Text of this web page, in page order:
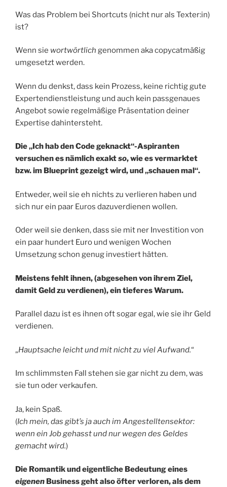
Was das Problem bei Shortcuts (nicht nur als Texter:in)
ist?
Wenn sie wortwörtlich genommen aka copycatmäßig
umgesetzt werden.
Wenn du denkst, dass kein Prozess, keine richtig gute
Expertendienstleistung und auch kein passgenaues
Angebot sowie regelmäßige Präsentation deiner
Expertise dahintersteht.
Die „Ich hab den Code geknackt“-Aspiranten
versuchen es nämlich exaktso, wie es vermarktet
bzw. im Blueprint gezeigt wird, und „schauen mal“.
Entweder, weil sie eh nichts zu verlieren haben und
sich nur ein paar Euros dazuverdienen wollen.
Oder weil sie denken, dass sie mit ner Investition von
ein paar hundert Euro und wenigen Wochen
Umsetzung schon genug investiert hätten.
Meistens fehlt ihnen, (abgesehen von ihrem Ziel,
damit Geld zu verdienen), ein tieferes Warum.
Parallel dazu ist es ihnen oft sogar egal, wie sie ihr Geld
verdienen.
„Hauptsache leicht und mit nicht zu viel Aufwand.“
Im schlimmsten Fall stehen sie gar nicht zu dem, was
sie tun oder verkaufen.
Ja, kein Spaß.
(Ich mein, das gibt’s ja auch im Angestelltensektor:
wenn ein Job gehasst und nur wegen des Geldes
gemacht wird.)
Die Romantik und eigentliche Bedeutung eines
eigenen Business geht also öfter verloren, als dem